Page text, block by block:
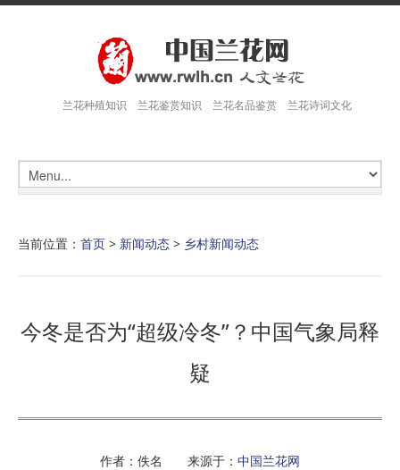
兰花种殖知识 兰花鉴赏知识 兰花名品鉴赏 兰花诗词文化
当前位置： 首页 > 新闻动态 > 乡村新闻动态
今冬是否为“超级冷冬”？中国气象局释
疑
作者：佚名 来源于： 中国兰花网